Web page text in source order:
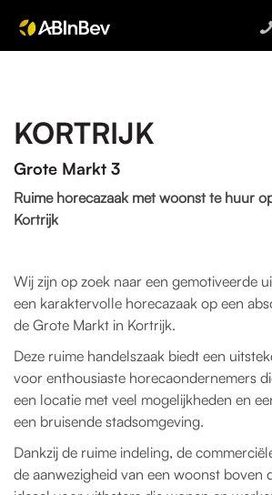
KORTRIJK
Grote Markt 3
Ruime horecazaak met woonst te huur
Kortrijk
Wij zijn op zoek naar een gemotiveerde
een karaktervolle horecazaak op een
de Grote Markt in Kortrijk.
Deze ruime handelszaak biedt een
voor enthousiaste horecaondernemers
een locatie met veel mogelijkheden en
een bruisende stadsomgeving.
Dankzij de ruime indeling, de
de aanwezigheid van een woonst boven